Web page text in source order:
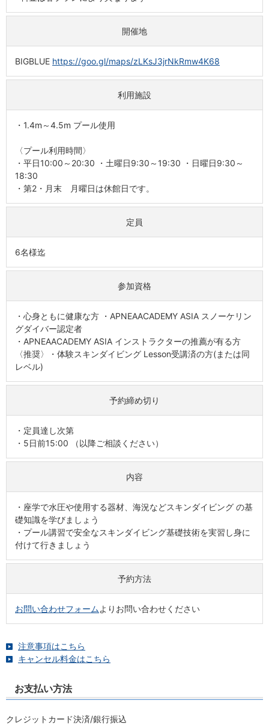
開催地
BIGBLUE https://goo.gl/maps/zLKsJ3jrNkRmw4K68
利用施設
・1.4m～4.5m プール使用
〈プール利用時間〉
・平日10:00～20:30 ・土曜日9:30～19:30 ・日曜日9:30～
18:30
・第2・月末 月曜日は休館日です。
定員
6名様迄
参加資格
・心身ともに健康な方 ・APNEAACADEMY ASIA スノーケリン
グダイバー認定者
・APNEAACADEMY ASIA インストラクターの推薦が有る方
〈推奨〉・体験スキンダイビング Lesson受講済の方(または同
レベル)
予約締め切り
・定員達し次第
・5日前15:00 （以降ご相談ください）
内容
・座学で水圧や使用する器材、海況などスキンダイビング の基
礎知識を学びましょう
・プール講習で安全なスキンダイビング基礎技術を実習し身に
付けて行きましょう
予約方法
お問い合わせフォームよりお問い合わせください
注意事項はこちら
キャンセル料金はこちら
お支払い方法
クレジットカード決済/銀行振込